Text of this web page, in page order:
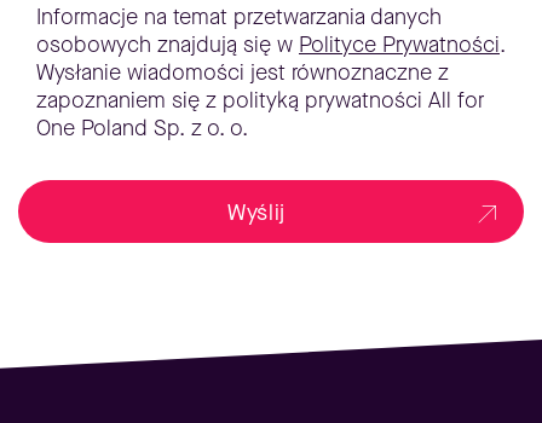
Informacje na temat przetwarzania danych
osobowych znajdują się w Polityce Prywatności.
Wysłanie wiadomości jest równoznaczne z
zapoznaniem się z polityką prywatności All for
One Poland Sp. z o. o.
Wyślij